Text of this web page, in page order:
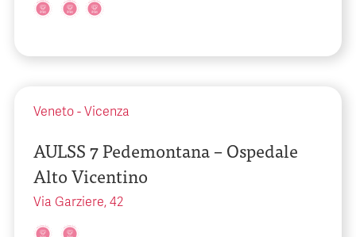
Veneto - Vicenza
AULSS 7 Pedemontana – Ospedale
Alto Vicentino
Via Garziere, 42